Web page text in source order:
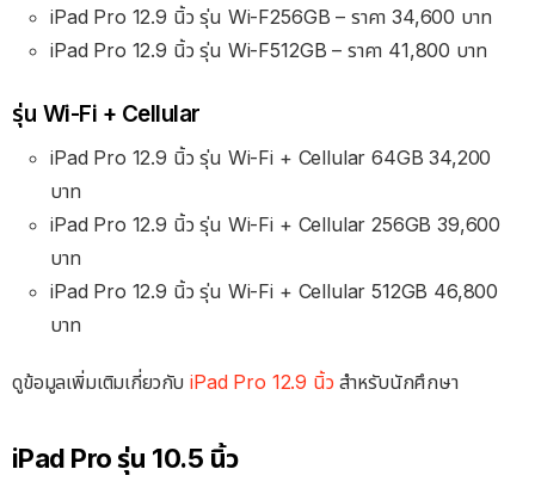
iPad Pro 12.9 นิ้ว รุ่น Wi-F256GB – ราคา 34,600 บาท
iPad Pro 12.9 นิ้ว รุ่น Wi-F512GB – ราคา 41,800 บาท
รุ่น Wi-Fi + Cellular
iPad Pro 12.9 นิ้ว รุ่น Wi-Fi + Cellular 64GB 34,200
บาท
iPad Pro 12.9 นิ้ว รุ่น Wi-Fi + Cellular 256GB 39,600
บาท
iPad Pro 12.9 นิ้ว รุ่น Wi-Fi + Cellular 512GB 46,800
บาท
ดูข้อมูลเพิ่มเติมเกี่ยวกับiPad Pro 12.9 นิ้ว สำหรับนักศึกษา
iPad Pro รุ่น 10.5 นิ้ว